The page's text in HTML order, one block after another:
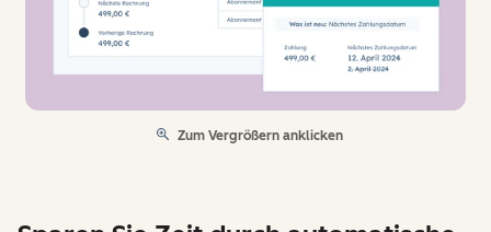
Zum Vergrößern anklicken